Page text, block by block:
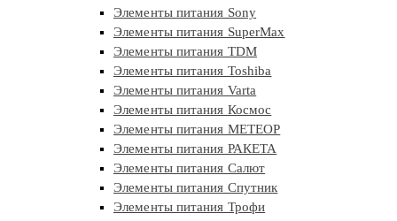
Элементы питания Sony
Элементы питания SuperMax
Элементы питания TDM
Элементы питания Toshiba
Элементы питания Varta
Элементы питания Космос
Элементы питания МЕТЕОР
Элементы питания РАКЕТА
Элементы питания Салют
Элементы питания Спутник
Элементы питания Трофи